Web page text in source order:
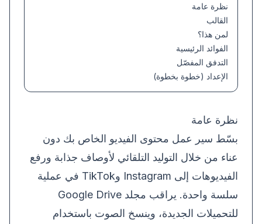
نظرة عامة
القالب
لمن هذا؟
الفوائد الرئيسية
التدفق المفصّل
الإعداد (خطوة بخطوة)
نظرة عامة
بسّط سير عمل محتوى الفيديو الخاص بك دون
عناء من خلال التوليد التلقائي لأوصاف جذابة ورفع
الفيديوهات إلى Instagram وTikTok في عملية
سلسة واحدة. يراقب مجلد Google Drive
للتحميلات الجديدة، وينسخ الصوت باستخدام